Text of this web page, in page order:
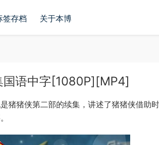
签存档 关于本博
国语中字[1080P][MP4]
猪猪侠第二部的续集，讲述了猪猪侠借助